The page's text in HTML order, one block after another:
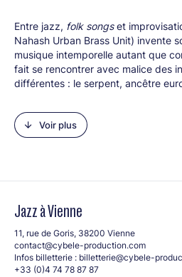
Entre jazz, folk songset
Nahash Urban Brass Unit) invente
musique intemporelle autant que
fait se rencontrer avec malice des
différentes : le serpent, ancêtre
desmarching band
animales et la contrebasse. Les
part entière, élastique,
et à son timbre tombé dans l’oubli
Line-up :
Elisabeth Coxall (serpent)
Victor Auffray (flugabone)
Thibaut Du Cheyron (trombone)
Voir plus
Jazz à Vienne
11, rue de Goris, 38200 Vienne
contact@cybele-production.com
Infos billetterie : billetterie@cybele-
+33 (0)4 74 78 87 87